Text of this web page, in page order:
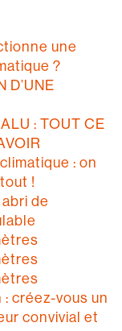
une
?
D’UNE
: TOUT CE
: on
!
de
créez-vous un
convivial et